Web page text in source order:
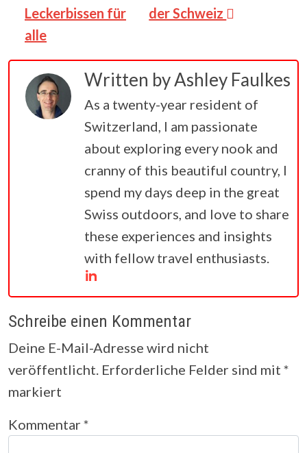
Leckerbissen für
alle
der Schweiz
Written byAshley Faulkes
As a twenty-year resident of
Switzerland, I am passionate
about exploring every nook and
cranny of this beautiful country, I
spend my days deep in the great
Swiss outdoors, and love to share
these experiences and insights
with fellow travel enthusiasts.
Schreibe einen Kommentar
Deine E-Mail-Adresse wird nicht
veröffentlicht. Erforderliche Felder sind mit *
markiert
Kommentar *